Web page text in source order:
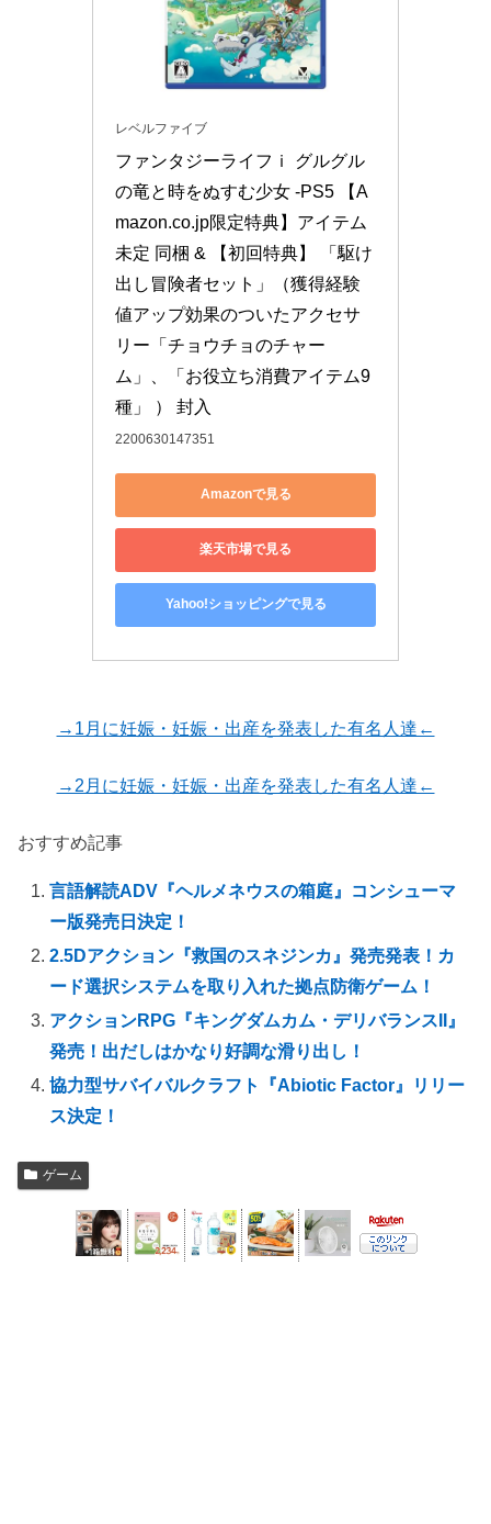
レベルファイブ
ファンタジーライフｉ グルグル
の竜と時をぬすむ少女 -PS5 【A
mazon.co.jp限定特典】アイテム
未定 同梱 & 【初回特典】 「駆け
出し冒険者セット」（獲得経験
値アップ効果のついたアクセサ
リー「チョウチョのチャー
ム」、「お役立ち消費アイテム9
種」 ） 封入
2200630147351
Amazonで見る
楽天市場で見る
Yahoo!ショッピングで見る
→1月に妊娠・妊娠・出産を発表した有名人達←
→2月に妊娠・妊娠・出産を発表した有名人達←
おすすめ記事
言語解読ADV『ヘルメネウスの箱庭』コンシューマ
ー版発売日決定！
2.5Dアクション『救国のスネジンカ』発売発表！カ
ード選択システムを取り入れた拠点防衛ゲーム！
アクションRPG『キングダムカム・デリバランスII』
発売！出だしはかなり好調な滑り出し！
協力型サバイバルクラフト『Abiotic Factor』リリー
ス決定！
ゲーム